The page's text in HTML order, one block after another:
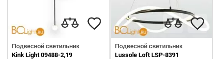
Подвесной светильник
Kink Light 09488-2,19
Подвесной светильник
Lussole Loft LSP-8391